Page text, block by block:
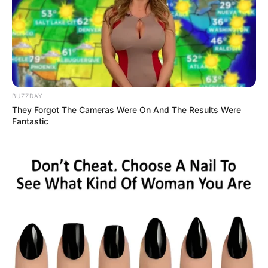
—Anda, vete a ocuparte de tus cosas, mocosa.
Luego tomó la mano de Marina y la condujo al
dormitorio principal, el mismo que había
compartido con mi madre por más de treinta
años. Le habíamos sugerido redecorarlo antes
de la boda, pero él se negó.
El grito que nos
despertó a
medianoche
BUZZDAY
They Forgot The Cameras Were On And The Results Were
Fantastic